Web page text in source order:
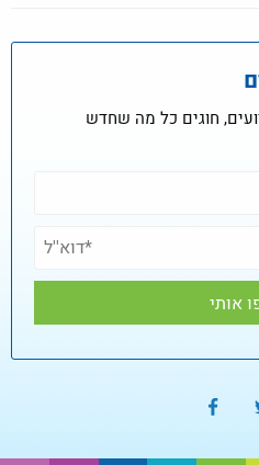
חוגים כל מה שחדש